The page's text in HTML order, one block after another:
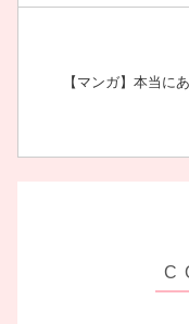
【マンガ】本当に